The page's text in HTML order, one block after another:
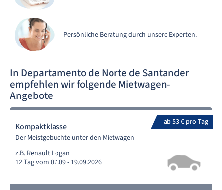
Persönliche Beratung durch unsere Experten.
In Departamento de Norte de Santander
empfehlen wir folgende Mietwagen-
Angebote
ab 53 € pro Tag
Kompaktklasse
Der Meistgebuchte unter den Mietwagen
z.B. Renault Logan
12 Tag vom 07.09 - 19.09.2026